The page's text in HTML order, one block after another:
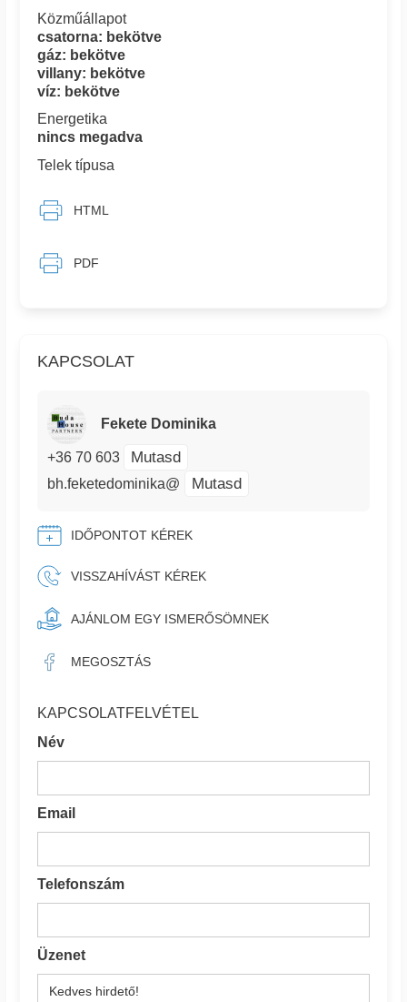
KAPCSOLAT
Fekete Dominika
+36 70 603 Mutasd
bh.feketedominika@ Mutasd
IDŐPONTOT KÉREK
VISSZAHÍVÁST KÉREK
AJÁNLOM EGY ISMERŐSÖMNEK
MEGOSZTÁS
KAPCSOLATFELVÉTEL
Név
Email
Telefonszám
Üzenet
Közműállapot
csatorna: bekötve
gáz: bekötve
villany: bekötve
víz: bekötve
Energetika
nincs megadva
Telek típusa
HTML
PDF